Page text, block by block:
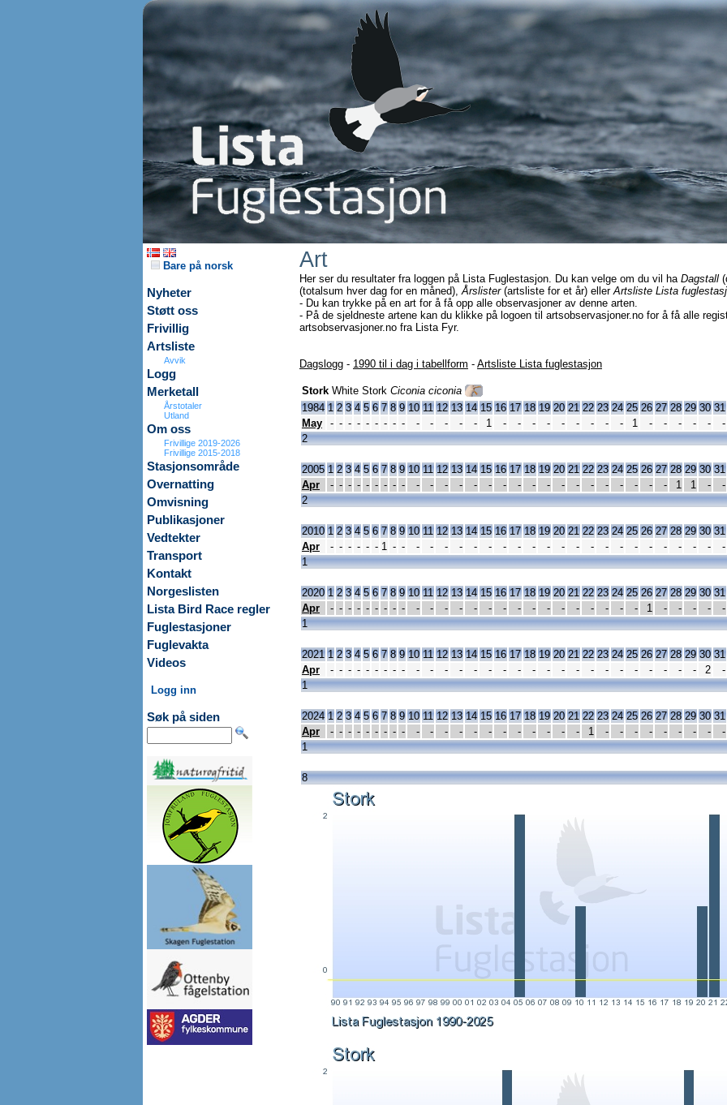
Bare på norsk
Nyheter
Støtt oss
Frivillig
Artsliste
Avvik
Logg
Merketall
Årstotaler
Utland
Om oss
Frivillige 2019-2026
Frivillige 2015-2018
Stasjonsområde
Overnatting
Omvisning
Publikasjoner
Vedtekter
Transport
Kontakt
Norgeslisten
Lista Bird Race regler
Fuglestasjoner
Fuglevakta
Videos
Logg inn
Søk på siden
Art
Her ser du resultater fra loggen på Lista Fuglestasjon. Du kan velge om du vil ha Dagstall
(totalsum hver dag for en måned),Årslister(artsliste for et år) ellerArtsliste Lista
- Du kan trykke på en art for å få opp alle observasjoner av denne arten.
- På de sjeldneste artene kan du klikke på logoen til artsobservasjoner.no for å få alle
artsobservasjoner.no fra Lista Fyr.
Dagslogg - 1990 til i dag i tabellform - Artsliste Lista fuglestasjon
Stork White Stork Ciconia ciconia
1984 1 2 3 4 5 6 7 8 9 10 11 12 13 14 15 16 17 18 19 20 21 22 23 24 25 26 27 28 29 30 31
May
- - - - - - - - - - - - - - 1 - - - - - - - - - 1 - - - - -
-
2
2005 1 2 3 4 5 6 7 8 9 10 11 12 13 14 15 16 17 18 19 20 21 22 23 24 25 26 27 28 29 30 31
Apr
- - - - - - - - - - - - - - - - - - - - - - - - - - - 1 1 -
-
2
2010 1 2 3 4 5 6 7 8 9 10 11 12 13 14 15 16 17 18 19 20 21 22 23 24 25 26 27 28 29 30 31
Apr
- - - - - - 1 - - - - - - - - - - - - - - - - - - - - - - -
-
1
2020 1 2 3 4 5 6 7 8 9 10 11 12 13 14 15 16 17 18 19 20 21 22 23 24 25 26 27 28 29 30 31
Apr
- - - - - - - - - - - - - - - - - - - - - - - - - 1 - - - -
-
1
2021 1 2 3 4 5 6 7 8 9 10 11 12 13 14 15 16 17 18 19 20 21 22 23 24 25 26 27 28 29 30 31
Apr
- - - - - - - - - - - - - - - - - - - - - - - - - - - - - 2
-
1
2024 1 2 3 4 5 6 7 8 9 10 11 12 13 14 15 16 17 18 19 20 21 22 23 24 25 26 27 28 29 30 31
Apr
- - - - - - - - - - - - - - - - - - - - - 1 - - - - - - - -
-
1
8